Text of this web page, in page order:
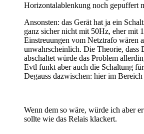
Horizontalablenkung noch gepuffert
Ansonsten: das Gerät hat ja ein
ganz sicher nicht mit 50Hz, eher mit
Einstreuungen vom Netztrafo wären
unwahrscheinlich. Die Theorie, dass
abschaltet würde das Problem
Evtl funkt aber auch die Schaltung
Degauss dazwischen: hier im Bereich
Wenn dem so wäre, würde ich aber
sollte wie das Relais klackert.